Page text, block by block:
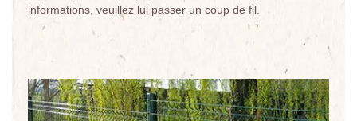
informations, veuillez lui passer un coup de fil.